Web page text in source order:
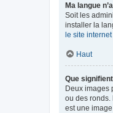
Ma langue
Soit les
installer la
le site
Haut
Que
Deux images
ou des ronds.
est une